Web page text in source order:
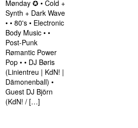
Mønday ✪ • Cold +
Synth + Dark Wave
• • 80's • Electronic
Body Music • •
Post-Punk
Rømantic Power
Pop • • DJ Børis
(Linientreu | KdN! |
Dämonenball) •
Guest DJ Björn
(KdN! / […]